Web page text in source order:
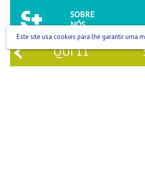
SOBRE
NÓS
QUI11
Este site usa cookies para lhe garantir uma